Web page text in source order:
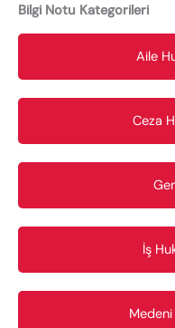
Bilgi Notu Kategorileri
Aile
Ceza
İş